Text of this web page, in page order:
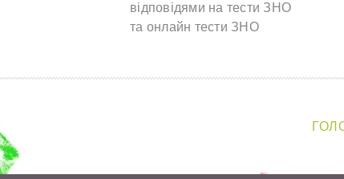
відповідями на тести ЗНО
та онлайн тести ЗНО